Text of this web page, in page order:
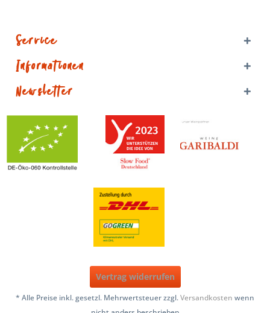
Service
Informationen
Newsletter
Vertrag widerrufen
* Alle Preise inkl. gesetzl. Mehrwertsteuer zzgl.Versandkosten wenn